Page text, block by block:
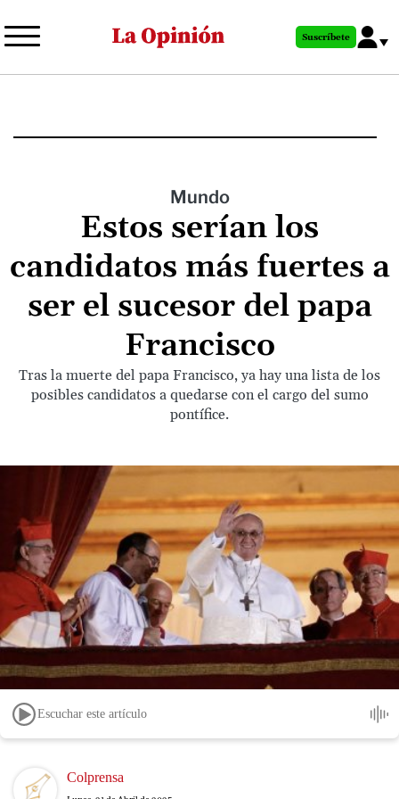
al
principal
Suscríbete
Mundo
Estos serían los
candidatos más fuertes a
ser el sucesor del papa
Francisco
Tras la muerte del papa Francisco, ya hay una lista de los
posibles candidatos a quedarse con el cargo del sumo
pontífice.
Escuchar este artículo
Image Colprensa